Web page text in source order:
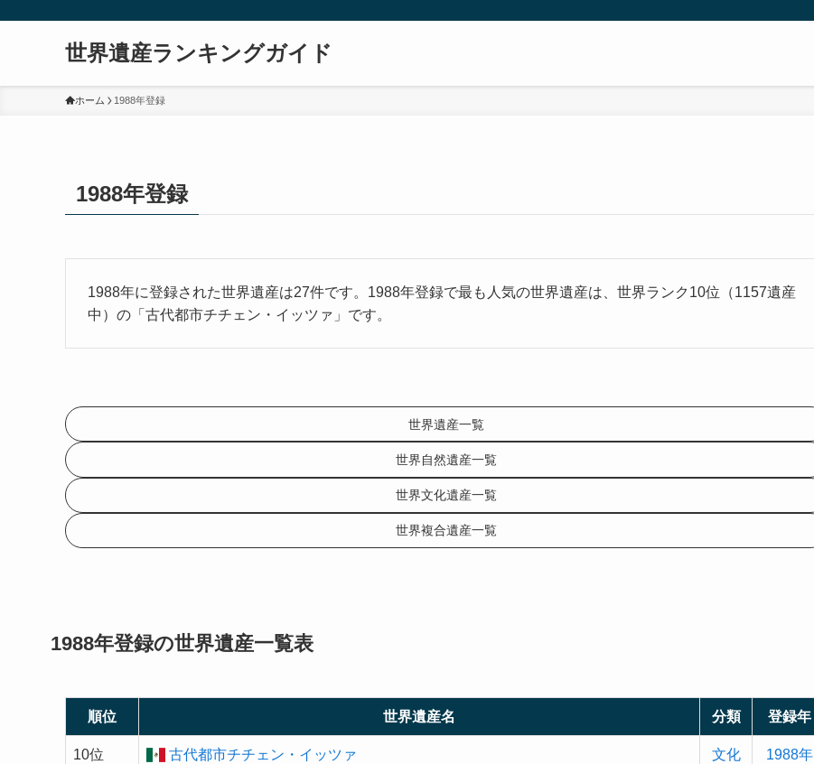
世界遺産ランキングガイド
ホーム 1988年登録
1988年登録
1988年に登録された世界遺産は27件です。1988年登録で最も人気の世界遺産は、世界ランク10位（1157遺産
中）の「古代都市チチェン・イッツァ」です。
世界遺産一覧
世界自然遺産一覧
世界文化遺産一覧
世界複合遺産一覧
1988年登録の世界遺産一覧表
順位 世界遺産名 分類 登録年
10位 古代都市チチェン・イッツァ 文化 1988年